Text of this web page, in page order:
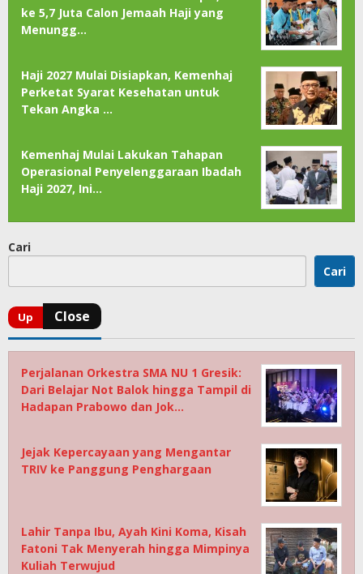
ke 5,7 Juta Calon Jemaah Haji yang
Menungg…
Haji 2027 Mulai Disiapkan, Kemenhaj
Perketat Syarat Kesehatan untuk
Tekan Angka …
Kemenhaj Mulai Lakukan Tahapan
Operasional Penyelenggaraan Ibadah
Haji 2027, Ini…
Cari
Cari
Perjalanan Orkestra SMA NU 1 Gresik:
Dari Belajar Not Balok hingga Tampil di
Hadapan Prabowo dan Jok…
Jejak Kepercayaan yang Mengantar
TRIV ke Panggung Penghargaan
Lahir Tanpa Ibu, Ayah Kini Koma, Kisah
Fatoni Tak Menyerah hingga Mimpinya
Kuliah Terwujud